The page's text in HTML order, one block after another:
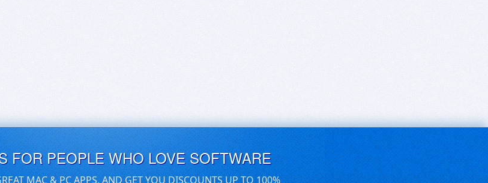
FOR PEOPLE WHO LOVE SOFTWARE
MAC & PC APPS, AND GET YOU DISCOUNTS UP TO 100%